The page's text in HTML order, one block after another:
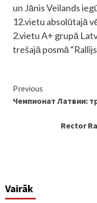
un Jānis Veilands
12.vietu absolūtajā
2.vietu A+ grupā
trešajā posmā
Continue
Reading
Previous
Чемпионат Латвии:
Rector
Vairāk